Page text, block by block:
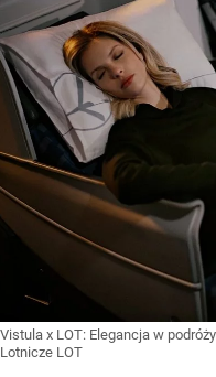
Vistula x LOT: Elegancja w podróży
Lotnicze LOT